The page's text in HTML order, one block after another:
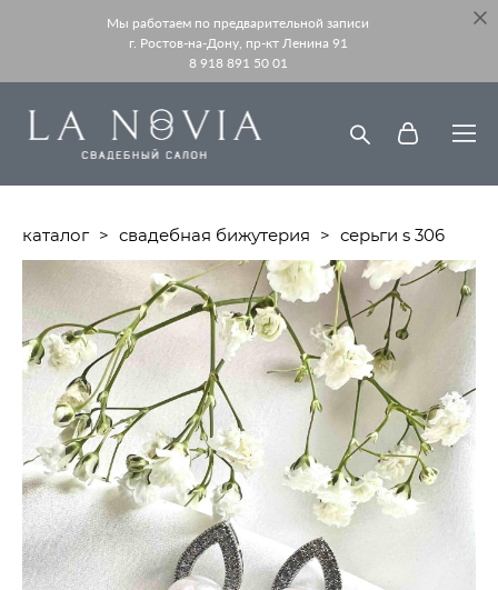
Мы работаем по предварительной записи
г. Ростов-на-Дону, пр-кт Ленина 91
8 918 891 50 01
каталог > свадебная бижутерия > серьги s 306